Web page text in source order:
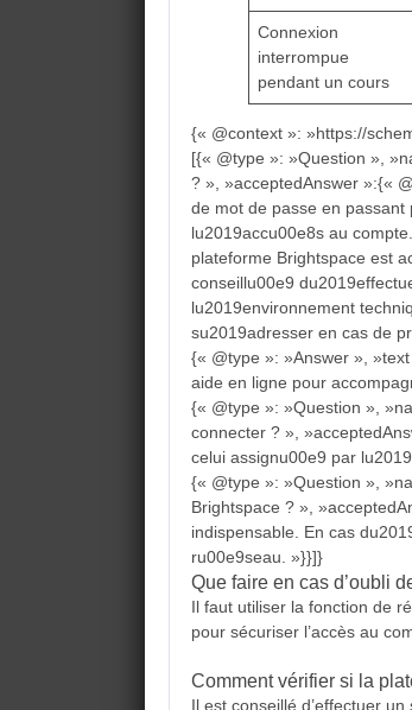
Connexion
interrompue
pendant un cours
{« @context »: »https://
[{« @type »: »Question »,
? », »acceptedAnswer »:{«
de mot de passe en
lu2019accu00e8s au
plateforme Brightspace est
conseillu00e9
lu2019environnement
su2019adresser en cas de
{« @type »: »Answer »,
aide en ligne pour
{« @type »: »Question »,
connecter ? »,
celui assignu00e9 par
{« @type »: »Question »,
Brightspace ? »,
indispensable. En cas
ru00e9seau. »}}]}
Que faire en cas d’oubli
Il faut utiliser la fonction de
pour sécuriser l’accès au
Comment vérifier si la
Il est conseillé d’effectuer